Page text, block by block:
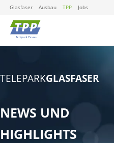
Glasfaser Ausbau TPP Jobs
TELEPARKGLASFASER
NEWS UND
HIGHLIGHTS